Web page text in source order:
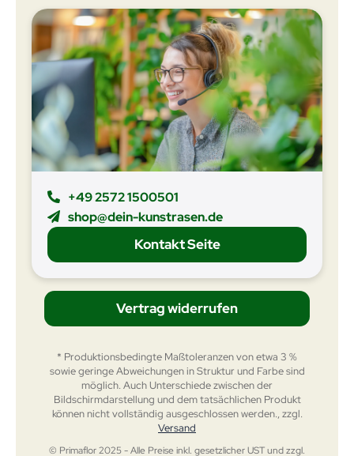
+49 2572 1500501
shop@dein-kunstrasen.de
Kontakt Seite
Vertrag widerrufen
* Produktionsbedingte Maßtoleranzen von etwa 3 %
sowie geringe Abweichungen in Struktur und Farbe sind
möglich. Auch Unterschiede zwischen der
Bildschirmdarstellung und dem tatsächlichen Produkt
können nicht vollständig ausgeschlossen werden., zzgl.
Versand
© Primaflor 2025 - Alle Preise inkl. gesetzlicher UST und zzgl.